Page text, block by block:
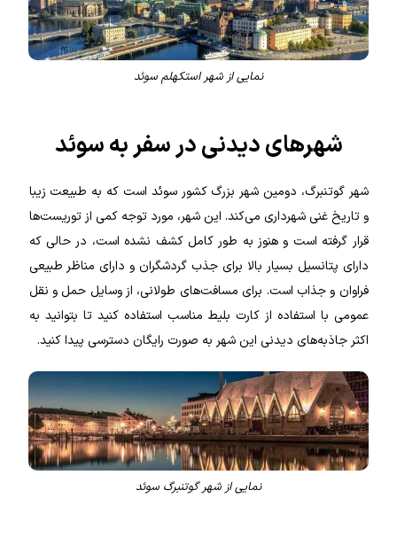
نمایی از شهر استکهلم سوئد
شهرهای دیدنی در سفر به سوئد
شهر گوتنبرگ، دومین شهر بزرگ کشور سوئد است که به طبیعت زیبا
و تاریخ غنی شهرداری می‌کند. این شهر، مورد توجه کمی از توریست‌ها
قرار گرفته است و هنوز به طور کامل کشف نشده است، در حالی که
دارای پتانسیل بسیار بالا برای جذب گردشگران و دارای مناظر طبیعی
فراوان و جذاب است. برای مسافت‌های طولانی، از وسایل حمل و نقل
عمومی با استفاده از کارت بلیط مناسب استفاده کنید تا بتوانید به
اکثر جاذبه‌های دیدنی این شهر به صورت رایگان دسترسی پیدا کنید.
نمایی از شهر گوتنبرگ سوئد